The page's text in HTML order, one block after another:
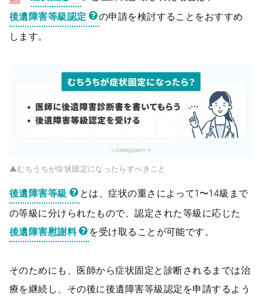
後遺障害等級認定
の申請を検討することをおすすめ
します。
▲むちうちが症状固定になったらすべきこと
後遺障害等級
とは、症状の重さによって1〜14級まで
の等級に分けられたもので、認定された等級に応じた
後遺障害慰謝料
を受け取ることが可能です。
そのためにも、医師から症状固定と診断されるまでは治
療を継続し、その後に後遺障害等級認定を申請するよう